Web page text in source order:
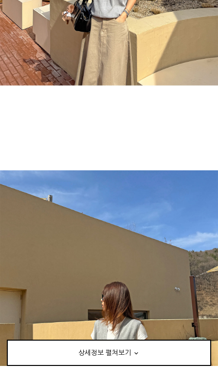
상세정보 펼쳐보기